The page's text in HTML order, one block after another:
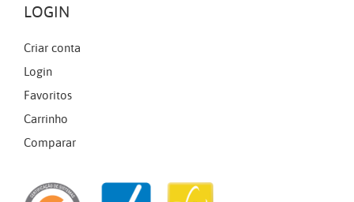
LOGIN
Criar conta
Login
Favoritos
Carrinho
Comparar